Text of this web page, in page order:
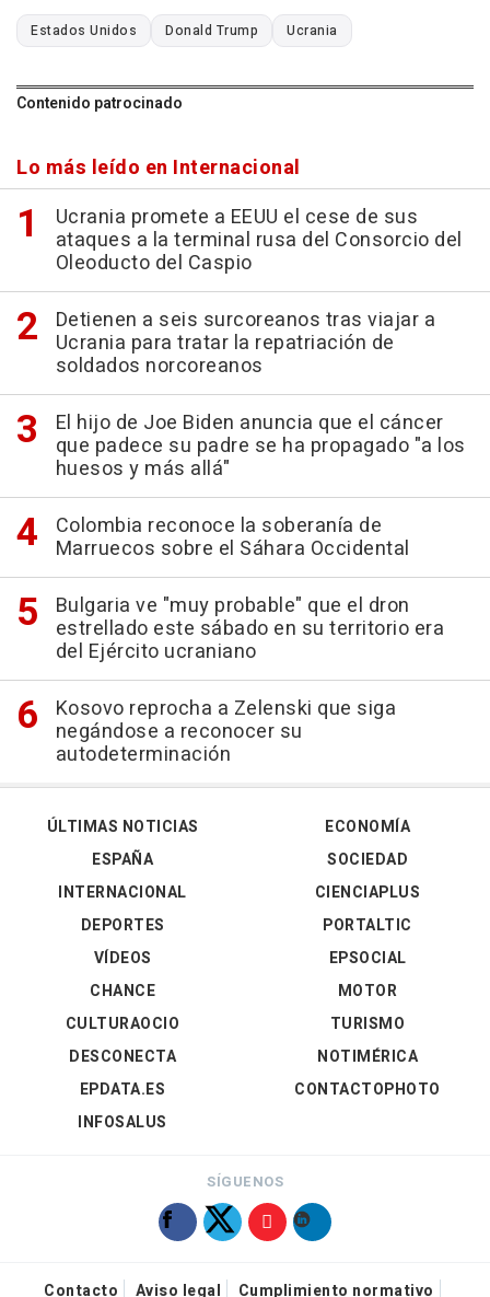
Estados Unidos Donald Trump Ucrania
Contenido patrocinado
Lo más leído en Internacional
Ucrania promete a EEUU el cese de sus
ataques a la terminal rusa del Consorcio del
Oleoducto del Caspio
Detienen a seis surcoreanos tras viajar a
Ucrania para tratar la repatriación de
soldados norcoreanos
El hijo de Joe Biden anuncia que el cáncer
que padece su padre se ha propagado "a los
huesos y más allá"
Colombia reconoce la soberanía de
Marruecos sobre el Sáhara Occidental
Bulgaria ve "muy probable" que el dron
estrellado este sábado en su territorio era
del Ejército ucraniano
Kosovo reprocha a Zelenski que siga
negándose a reconocer su
autodeterminación
ÚLTIMAS NOTICIAS
ESPAÑA
INTERNACIONAL
DEPORTES
VÍDEOS
ECONOMÍA
SOCIEDAD
CIENCIAPLUS
PORTALTIC
EPSOCIAL
CHANCE
CULTURAOCIO
DESCONECTA
EPDATA.ES
INFOSALUS
MOTOR
TURISMO
NOTIMÉRICA
CONTACTOPHOTO
SÍGUENOS
Contacto Aviso legal Cumplimiento normativo